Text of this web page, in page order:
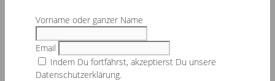
Vorname oder ganzer Name
Email
Indem Du fortfährst, akzeptierst Du unsere
Datenschutzerklärung.